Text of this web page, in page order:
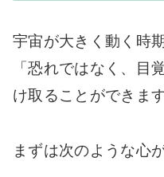
宇宙が大きく動く時期
「恐れではなく、目
け取ることができます
まずは次のような心